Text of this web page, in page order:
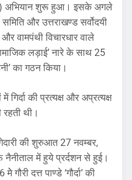
अभियान शुरू हुआ। इसके अगले
समिति और उत्तराखण्ड सर्वोदयी
वामपंथी विचारधार वाले
लड़ाई’ नारे के साथ 25
का गठन किया।
गिर्दा की प्रत्यक्ष और अप्रत्यक्ष
थी।
की शुरुआत 27 नवम्बर,
में हुये प्रर्दशन से हुई।
दत्त पाण्डे ‘गौर्दा’ की